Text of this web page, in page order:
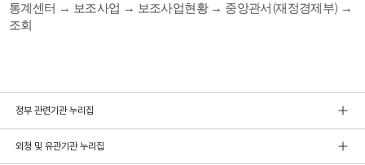
통계센터 → 보조사업 → 보조사업현황 → 중앙관서(재정경제부) →
조회
정부 관련기관 누리집
외청 및 유관기관 누리집